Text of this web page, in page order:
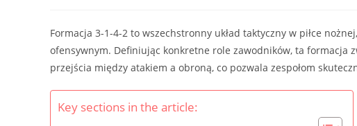
Formacja 3-1-4-2 to wszechstronny układ taktyczny w piłce
ofensywnym. Definiując konkretne role zawodników, ta formacja
przejścia między atakiem a obroną, co pozwala zespołom
Key sections in the article: